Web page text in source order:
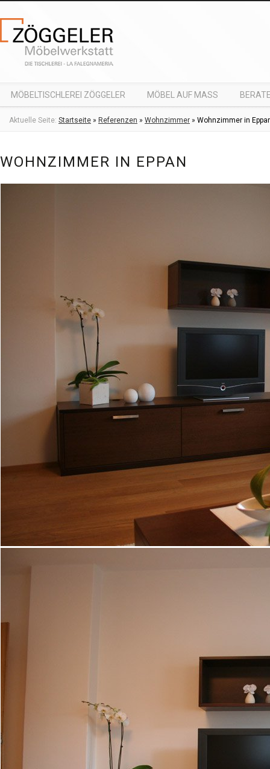
MÖBELTISCHLEREI ZÖGGELER MÖBEL AUF MASS
Aktuelle Seite: Startseite » Referenzen » Wohnzimmer » Wohnzimmer in
WOHNZIMMER IN EPPAN